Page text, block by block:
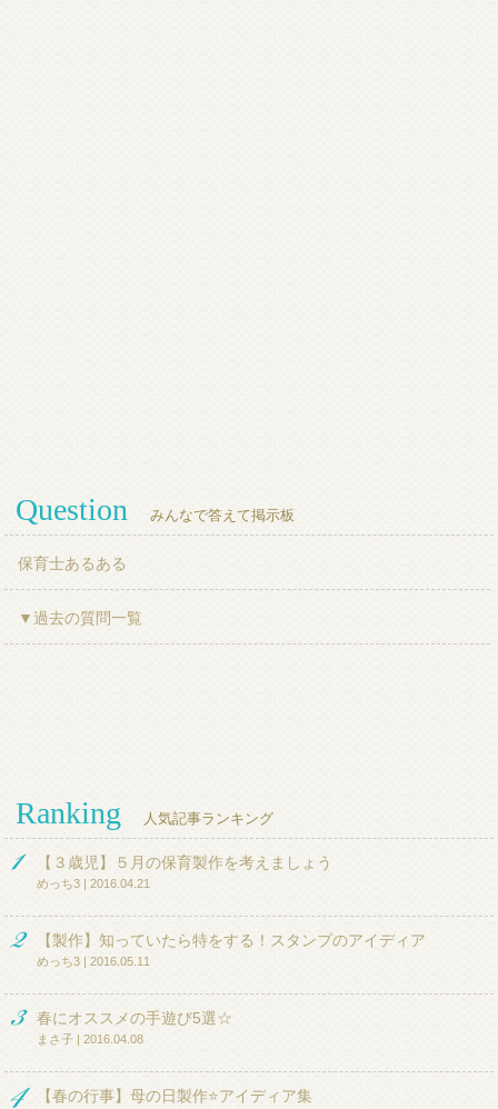
Question みんなで答えて掲示板
保育士あるある
▼過去の質問一覧
Ranking 人気記事ランキング
【３歳児】５月の保育製作を考えましょう
めっち3 | 2016.04.21
【製作】知っていたら特をする！スタンプのアイディア
めっち3 | 2016.05.11
春にオススメの手遊び5選☆
まさ子 | 2016.04.08
【春の行事】母の日製作⭐アイディア集